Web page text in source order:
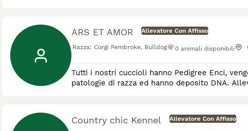
ARS ET AMOR Allevatore Con Affisso
Razza: Corgi Pembroke, Bulldog 0 animali disponibili
Tutti i nostri cuccioli hanno Pedigree Enci,
patologie di razza ed hanno deposito DNA.
Country chic Kennel Allevatore Con Affisso